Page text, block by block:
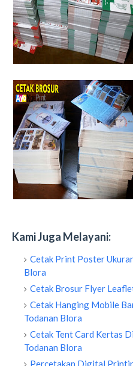
Kami Juga Melayani:
Cetak Print Poster
Blora
Cetak Brosur Flyer
Cetak Hanging Mobile
Todanan Blora
Cetak Tent Card Kertas
Todanan Blora
Percetakan Digital